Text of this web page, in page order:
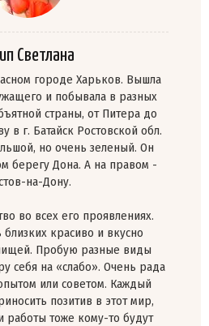
Светлана
городе Харьков. Вышла
и побывала в разных
страны, от Питера до
в г. Батайск Ростовской обл.
но очень зеленый. Он
берегу Дона. А на правом -
на-Дону.
во всех его проявлениях.
красиво и вкусно
Пробую разные виды
себя на «слабо». Очень рада
или советом. Каждый
позитив в этот мир,
работы тоже кому-то будут